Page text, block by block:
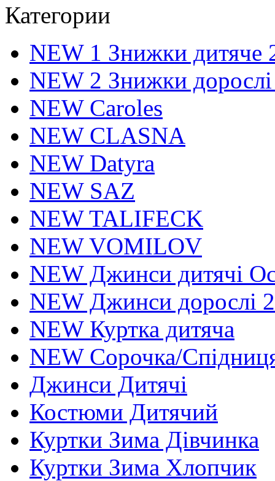
Категории
NEW 1 Знижки дитяче
NEW 2 Знижки
NEW Caroles
NEW CLASNA
NEW Datyra
NEW SAZ
NEW TALIFECK
NEW VOMILOV
NEW Джинси дитячі
NEW Джинси дорослі
NEW Куртка дитяча
NEW Сорочка/
Джинси Дитячі
Костюми Дитячий
Куртки Зима Дівчинка
Куртки Зима Хлопчик